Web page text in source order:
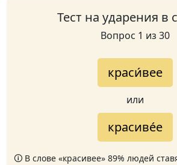
Тест на ударения в
Вопрос 1 из 30
краси́вее
или
красиве́е
🛈 В слове «красивее» 89% людей